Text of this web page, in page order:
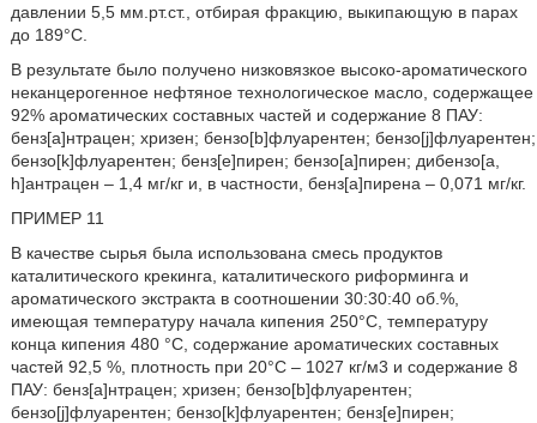
давлении 5,5 мм.рт.ст., отбирая фракцию, выкипающую в парах
до 189°С.
В результате было получено низковязкое высоко-ароматического
неканцерогенное нефтяное технологическое масло, содержащее
92% ароматических составных частей и содержание 8 ПАУ:
бенз[а]нтрацен; хризен; бензо[b]флуарентен; бензо[j]флуарентен;
бензо[k]флуарентен; бенз[е]пирен; бензо[а]пирен; дибензо[a,
h]антрацен – 1,4 мг/кг и, в частности, бенз[а]пирена – 0,071 мг/кг.
ПРИМЕР 11
В качестве сырья была использована смесь продуктов
каталитического крекинга, каталитического риформинга и
ароматического экстракта в соотношении 30:30:40 об.%,
имеющая температуру начала кипения 250°С, температуру
конца кипения 480 °С, содержание ароматических составных
частей 92,5 %, плотность при 20°С – 1027 кг/м3 и содержание 8
ПАУ: бенз[а]нтрацен; хризен; бензо[b]флуарентен;
бензо[j]флуарентен; бензо[k]флуарентен; бенз[е]пирен;